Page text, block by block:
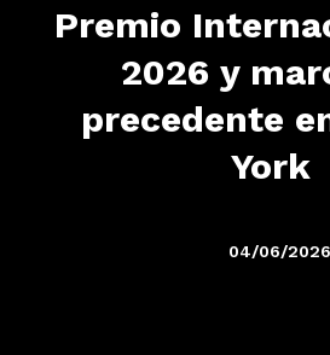
Premio
2026 y
precedente
York
04/06/2026